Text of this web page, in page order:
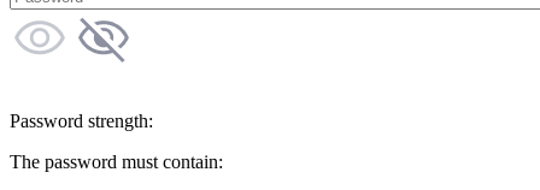
Password strength:
The password must contain: